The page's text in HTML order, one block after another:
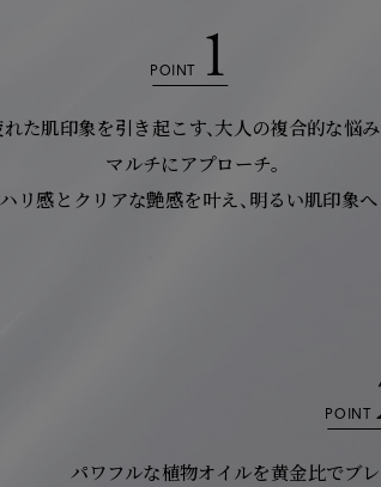
POINT 1
た肌印象を引き起こす、大人の複合的な悩
マルチにアプローチ。
リ感とクリアな艶感を叶え、 明るい肌印象へ
POINT
パワフルな植物オイルを黄金比でブ